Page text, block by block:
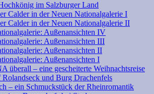
im Salzburger Land
Calder in der Neuen Nationalgalerie I
Calder in der Neuen Nationalgalerie II
Außenansichten IV
Außenansichten III
Außenansichten II
Außenansichten I
überall – eine gescheiterte Weihnachtsreise
und Burg Drachenfels
– ein Schmuckstück der Rheinromantik